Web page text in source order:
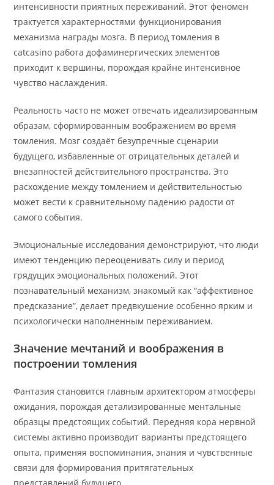
интенсивности приятных переживаний. Этот феномен
трактуется характерностями функционирования
механизма награды мозга. В период томления в
catcasino работа дофаминергических элементов
приходит к вершины, порождая крайне интенсивное
чувство наслаждения.
Реальность часто не может отвечать идеализированным
образам, сформированным воображением во время
томления. Мозг создаёт безупречные сценарии
будущего, избавленные от отрицательных деталей и
внезапностей действительного пространства. Это
расхождение между томлением и действительностью
может вести к сравнительному падению радости от
самого события.
Эмоциональные исследования демонстрируют, что люди
имеют тенденцию переоценивать силу и период
грядущих эмоциональных положений. Этот
познавательный механизм, знакомый как “аффективное
предсказание”, делает предвкушение особенно ярким и
психологически наполненным переживанием.
Значение мечтаний и воображения в
построении томления
Фантазия становится главным архитектором атмосферы
ожидания, порождая детализированные ментальные
образцы предстоящих событий. Передняя кора нервной
системы активно производит варианты предстоящего
опыта, применяя воспоминания, знания и чувственные
связи для формирования притягательных